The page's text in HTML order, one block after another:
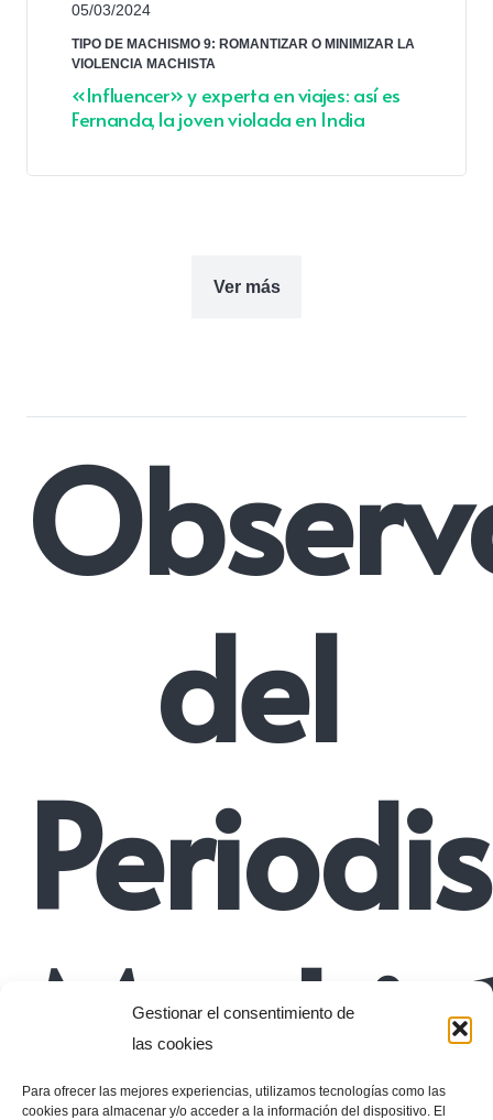
Gestionar el consentimiento de
las cookies
Para ofrecer las mejores experiencias, utilizamos tecnologías como las
cookies para almacenar y/o acceder a la información del dispositivo. El
05/03/2024
TIPO DE MACHISMO 9: ROMANTIZAR O MINIMIZAR LA
VIOLENCIA MACHISTA
«Influencer» y experta en viajes: así es
Fernanda, la joven violada en India
Ver más
del